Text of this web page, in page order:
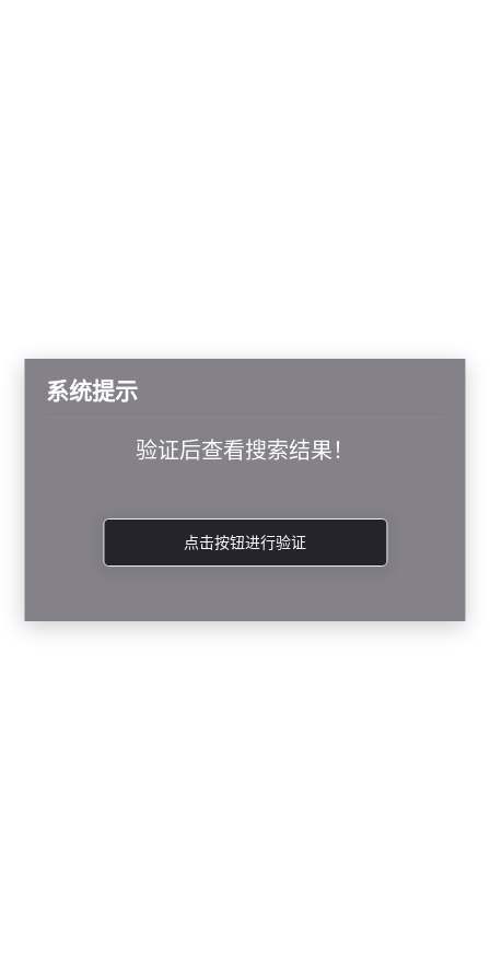
系统提示
验证后查看搜索结果！
点击按钮进行验证